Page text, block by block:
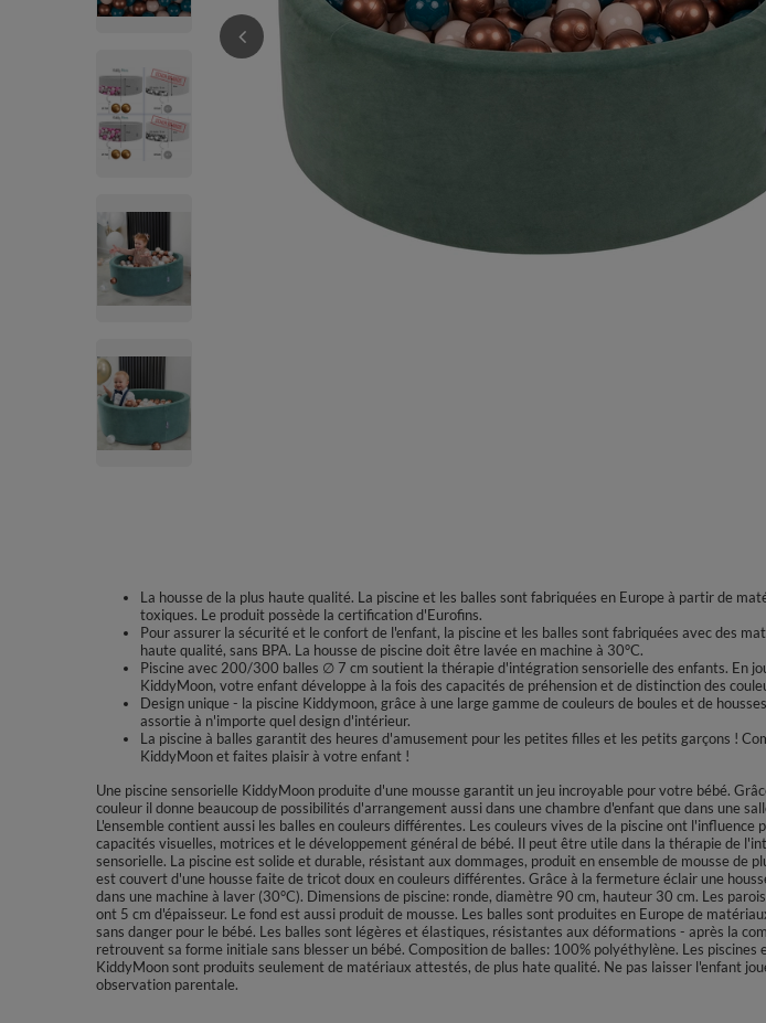
La housse de la plus haute qualité. La piscine et les balles sont fabriquées en Europe à partir de
toxiques. Le produit possède la certification d'Eurofins.
Pour assurer la sécurité et le confort de l'enfant, la piscine et les balles sont fabriquées avec des
haute qualité, sans BPA. La housse de piscine doit être lavée en machine à 30°C.
Piscine avec 200/300 balles ∅ 7 cm soutient la thérapie d'intégration sensorielle des enfants. En
KiddyMoon, votre enfant développe à la fois des capacités de préhension et de distinction des
Design unique - la piscine Kiddymoon, grâce à une large gamme de couleurs de boules et de
assortie à n'importe quel design d'intérieur.
La piscine à balles garantit des heures d'amusement pour les petites filles et les petits garçons !
KiddyMoon et faites plaisir à votre enfant !
Une piscine sensorielle KiddyMoon produite d'une mousse garantit un jeu incroyable pour votre bébé.
couleur il donne beaucoup de possibilités d'arrangement aussi dans une chambre d'enfant que dans une
L'ensemble contient aussi les balles en couleurs différentes. Les couleurs vives de la piscine ont l'influence
capacités visuelles, motrices et le développement général de bébé. Il peut être utile dans la thérapie de
sensorielle. La piscine est solide et durable, résistant aux dommages, produit en ensemble de mousse de
est couvert d'une housse faite de tricot doux en couleurs différentes. Grâce à la fermeture éclair une
dans une machine à laver (30°C). Dimensions de piscine: ronde, diamètre 90 cm, hauteur 30 cm. Les
ont 5 cm d'épaisseur. Le fond est aussi produit de mousse. Les balles sont produites en Europe de
sans danger pour le bébé. Les balles sont légères et élastiques, résistantes aux déformations - après la
retrouvent sa forme initiale sans blesser un bébé. Composition de balles: 100% polyéthylène. Les piscines
KiddyMoon sont produits seulement de matériaux attestés, de plus hate qualité. Ne pas laisser l'enfant
observation parentale.